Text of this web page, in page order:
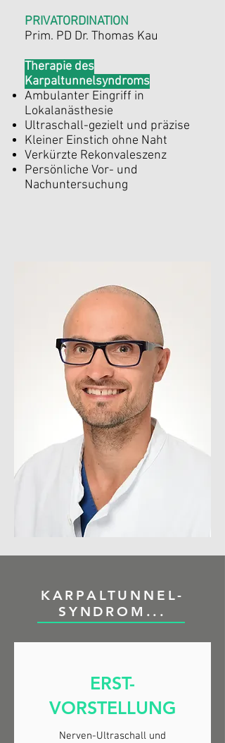
PRIVATORDINATION
Prim. PD Dr. Thomas Kau
Therapie des
Karpaltunnelsyndroms
Ambulanter Eingriff in
Lokalanästhesie
Ultraschall-gezielt und präzise
Kleiner Einstich ohne Naht
Verkürzte Rekonvaleszenz
Persönliche Vor- und
Nachuntersuchung
KARPALTUNNEL-
SYNDROM...
ERST-
VORSTELLUNG
Nerven-Ultraschall und